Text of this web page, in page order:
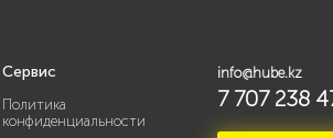
Сервис
Политика
конфиденциальности
info@hube.kz
7 707 238